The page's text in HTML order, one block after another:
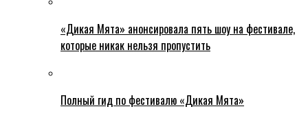
«Дикая Мята» анонсировала пять шоу на фестивале,
которые никак нельзя пропустить
Полный гид по фестивалю «Дикая Мята»